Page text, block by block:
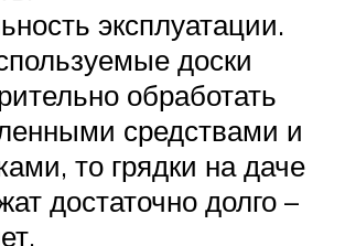
эксплуатации.
доски
обработать
средствами и
то грядки на даче
достаточно долго –